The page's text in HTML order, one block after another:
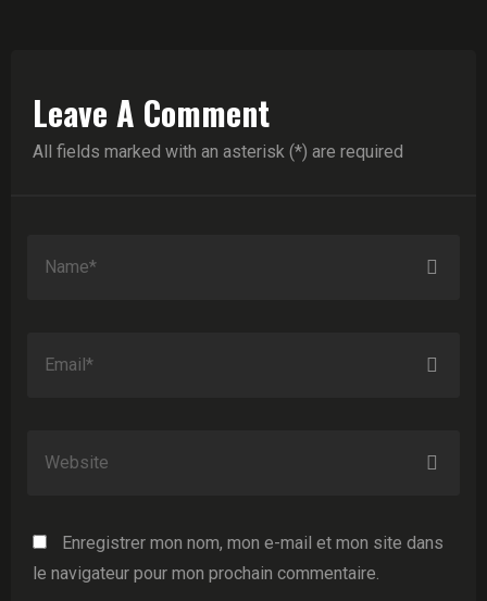
Leave A Comment
All fields marked with an asterisk (*) are required
Enregistrer mon nom, mon e-mail et mon site dans
le navigateur pour mon prochain commentaire.